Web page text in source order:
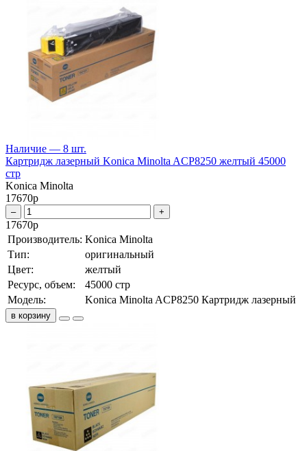
Наличие — 8 шт.
Картридж лазерный Konica Minolta ACP8250 желтый 45000
стр
Konica Minolta
17670р
– +
17670р
Производитель: Konica Minolta
Тип:
оригинальный
Цвет:
желтый
Ресурс, объем:
45000 стр
Модель:
Konica Minolta ACP8250 Картридж лазерный
в корзину